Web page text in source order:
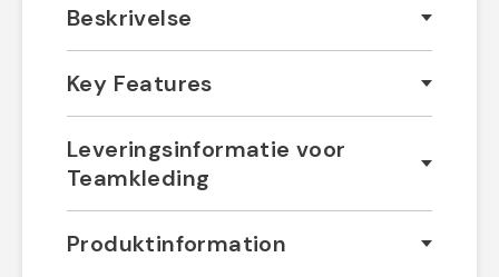
Beskrivelse
Key Features
Leveringsinformatie voor
Teamkleding
Produktinformation